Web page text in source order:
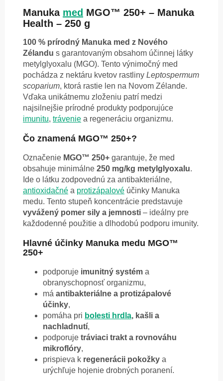
Manuka med MGO™ 250+ – Manuka
Health – 250 g
100 % prírodný Manuka med z Nového
Zélandu s garantovaným obsahom účinnej látky
metylglyoxalu (MGO). Tento výnimočný med
pochádza z nektáru kvetov rastliny Leptospermum
scoparium, ktorá rastie len na Novom Zélande.
Vďaka unikátnemu zloženiu patrí medzi
najsilnejšie prírodné produkty podporujúce
imunitu, trávenie a regeneráciu organizmu.
Čo znamená MGO™ 250+?
Označenie MGO™ 250+ garantuje, že med
obsahuje minimálne 250 mg/kg metylglyoxalu.
Ide o látku zodpovednú za antibakteriálne,
antioxidačné a protizápalové účinky Manuka
medu. Tento stupeň koncentrácie predstavuje
vyvážený pomer sily a jemnosti – ideálny pre
každodenné použitie a dlhodobú podporu imunity.
Hlavné účinky Manuka medu MGO™
250+
podporuje imunitný systém a
obranyschopnosť organizmu,
má antibakteriálne a protizápalové
účinky,
pomáha pri bolesti hrdla, kašli a
nachladnutí,
podporuje tráviaci trakt a rovnováhu
mikroflóry,
prispieva k regenerácii pokožky a
urýchľuje hojenie drobných poranení.